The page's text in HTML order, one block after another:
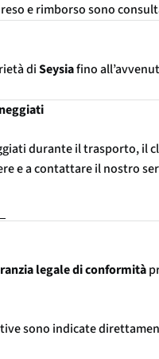
e rimborso sono
diSeysiafino
durante il trasporto, il
e a contattare il nostro
legale di conformità
sono indicate